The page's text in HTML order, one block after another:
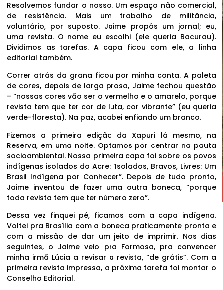
Resolvemos fundar o nosso. Um espaço não comercial,
de resistência. Mais um trabalho de militância,
voluntário, por suposto. Jaime propôs um jornal; eu,
uma revista. O nome eu escolhi (ele queria Bacurau).
Dividimos as tarefas. A capa ficou com ele, a linha
editorial também.
Correr atrás da grana ficou por minha conta. A paleta
de cores, depois de larga prosa, Jaime fechou questão
– “nossas cores vão ser o vermelho e o amarelo, porque
revista tem que ter cor de luta, cor vibrante” (eu queria
verde-floresta). Na paz, acabei enfiando um branco.
Fizemos a primeira edição da Xapuri lá mesmo, na
Reserva, em uma noite. Optamos por centrar na pauta
socioambiental. Nossa primeira capa foi sobre os povos
indígenas isolados do Acre: ‘Isolados, Bravos, Livres: Um
Brasil Indígena por Conhecer”. Depois de tudo pronto,
Jaime inventou de fazer uma outra boneca, “porque
toda revista tem que ter número zero”.
Dessa vez finquei pé, ficamos com a capa indígena.
Voltei pra Brasília com a boneca praticamente pronta e
com a missão de dar um jeito de imprimir. Nos dias
seguintes, o Jaime veio pra Formosa, pra convencer
minha irmã Lúcia a revisar a revista, “de grátis”. Com a
primeira revista impressa, a próxima tarefa foi montar o
Conselho Editorial.